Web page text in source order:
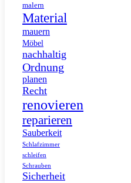
malern
Material
mauern
Möbel
nachhaltig
Ordnung
planen
Recht
renovieren
reparieren
Sauberkeit
Schlafzimmer
schleifen
Schrauben
Sicherheit